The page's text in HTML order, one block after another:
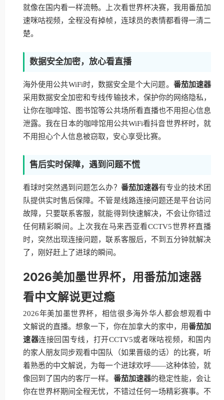
就像在国内看一样流畅。上次看世界杯决赛，我用番茄加
速咪咕视频，全程没有掉帧，连球员的表情都看得一清二
楚。
数据安全加密，放心看直播
海外使用公共WiFi时，数据安全是个大问题。 番茄加速器
采用数据安全加密和专线传输技术，保护你的网络隐私，
让你在咖啡馆、图书馆等公共场所看直播也不用担心信息
泄露。我在日本的咖啡馆用公共WiFi看抖音世界杯时，就
不用担心个人信息被窃取，安心享受比赛。
售后实时保障，遇到问题不慌
看球时突然遇到问题怎么办？ 番茄加速器有专业的技术团
队提供实时售后保障。不管是线路连接问题还是平台访问
故障，只要联系客服，就能得到快速解决，不会让你错过
任何精彩瞬间。上次我在马来西亚看CCTV5世界杯直播
时，突然出现连接问题，联系客服后，不到五分钟就解决
了，刚好赶上了进球的瞬间。
2026美加墨世界杯，用番茄加速器
看中文解说更过瘾
2026年美加墨世界杯，相信很多海外华人都会想观看中
文解说的直播。想象一下，你在加拿大的家中，用番茄加
速器连接回国专线，打开CCTV5或者咪咕视频，和国内
的家人朋友同步观看中国队（如果晋级的话）的比赛，听
着熟悉的中文解说，为每一个进球欢呼——这种体验，就
像回到了国内的客厅一样。 番茄加速器的稳定性能，会让
你在世界杯期间全程无忧，不错过任何一场精彩赛事。不